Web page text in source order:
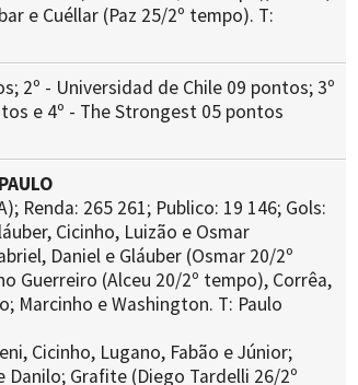
e Cuéllar (Paz 25/2º tempo). T:
2º - Universidad de Chile 09 pontos; 3º
e 4º - The Strongest 05 pontos
Renda: 265 261; Publico: 19 146; Gols:
Cicinho, Luizão e Osmar
Daniel e Gláuber (Osmar 20/2º
Guerreiro (Alceu 20/2º tempo), Corrêa,
Marcinho e Washington. T: Paulo
Cicinho, Lugano, Fabão e Júnior;
Danilo; Grafite (Diego Tardelli 26/2º